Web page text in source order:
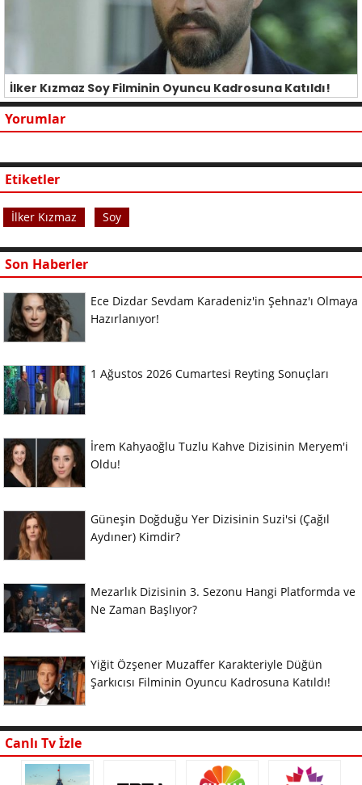
İlker Kızmaz Soy Filminin Oyuncu Kadrosuna Katıldı!
Yorumlar
Etiketler
İlker Kızmaz Soy
Son Haberler
Ece Dizdar Sevdam Karadeniz'in Şehnaz'ı Olmaya
Hazırlanıyor!
1 Ağustos 2026 Cumartesi Reyting Sonuçları
İrem Kahyaoğlu Tuzlu Kahve Dizisinin Meryem'i
Oldu!
Güneşin Doğduğu Yer Dizisinin Suzi'si (Çağıl
Aydıner) Kimdir?
Mezarlık Dizisinin 3. Sezonu Hangi Platformda ve
Ne Zaman Başlıyor?
Yiğit Özşener Muzaffer Karakteriyle Düğün
Şarkıcısı Filminin Oyuncu Kadrosuna Katıldı!
Canlı Tv İzle